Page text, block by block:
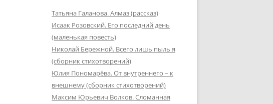
Татьяна Галанова. Алмаз (рассказ)
Исаак Розовский. Его последний день
(маленькая повесть)
Николай Бережной. Всего лишь пыль я
(сборник стихотворений)
Юлия Пономарёва. От внутреннего – к
внешнему (сборник стихотворений)
Максим Юрьевич Волков. Сломанная